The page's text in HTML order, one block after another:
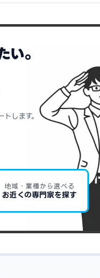
い。
します。
地域・業種から選べる
お近くの専門家を探す